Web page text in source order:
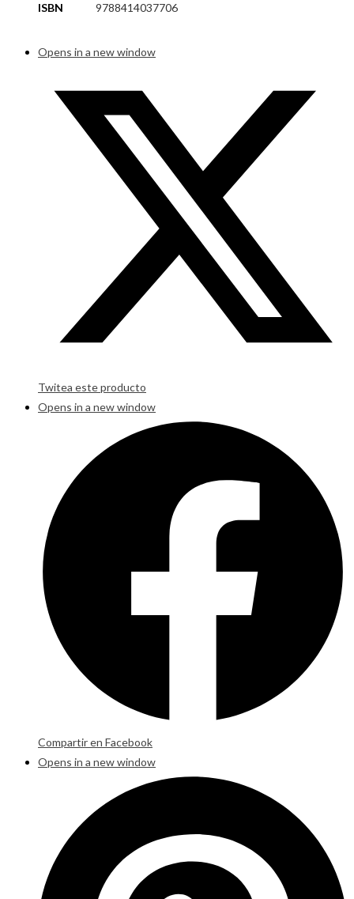
ISBN 9788414037706
Opens in a new window
Twitea este producto
Opens in a new window
Compartir en Facebook
Opens in a new window